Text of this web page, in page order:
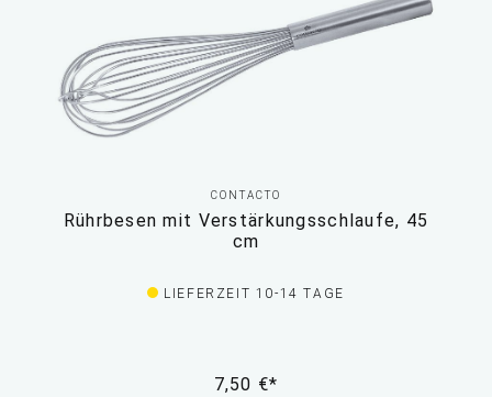
CONTACTO
Rührbesen mit Verstärkungsschlaufe, 45
cm
LIEFERZEIT 10-14 TAGE
7,50 €*